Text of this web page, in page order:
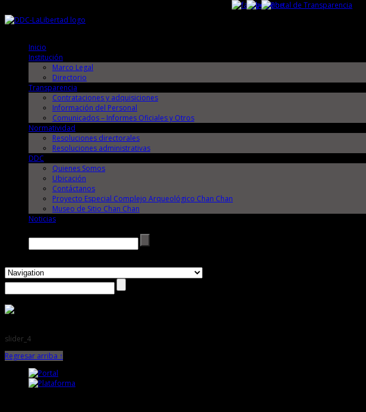
Inicio
Institución
Marco Legal
Directorio
Transparencia
Contrataciones y adquisiciones
Información del Personal
Comunicados – Informes Oficiales y Otros
Normatividad
Resoluciones directorales
Resoluciones administrativas
DDC
Quienes Somos
Ubicación
Contáctanos
Proyecto Especial Complejo Arqueológico Chan Chan
Museo de Sitio Chan Chan
Noticias
slider_4
Regresar arriba ↑